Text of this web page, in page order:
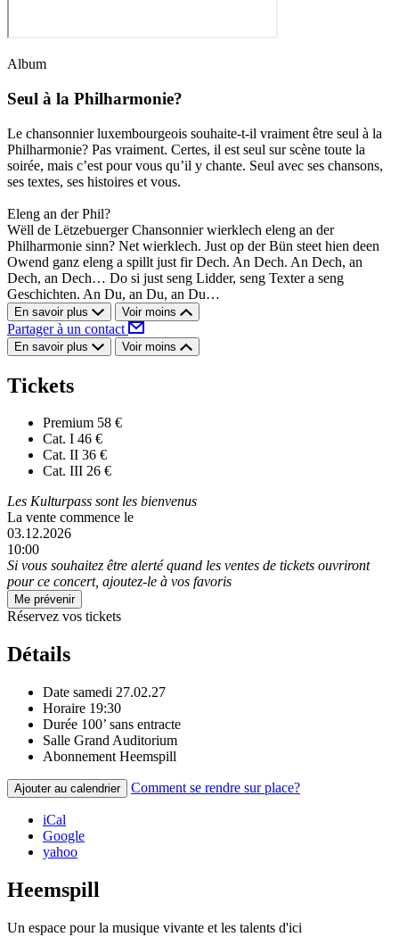
Album
Seul à la Philharmonie?
Le chansonnier luxembourgeois souhaite-t-il vraiment être seul à la
Philharmonie? Pas vraiment. Certes, il est seul sur scène toute la
soirée, mais c’est pour vous qu’il y chante. Seul avec ses chansons,
ses textes, ses histoires et vous.
Eleng an der Phil?
Wëll de Lëtzebuerger Chansonnier wierklech eleng an der
Philharmonie sinn? Net wierklech. Just op der Bün steet hien deen
Owend ganz eleng a spillt just fir Dech. An Dech. An Dech, an
Dech, an Dech… Do si just seng Lidder, seng Texter a seng
Geschichten. An Du, an Du, an Du…
En savoir plus Voir moins
Partager à un contact
En savoir plus Voir moins
Tickets
Premium 58 €
Cat. I 46 €
Cat. II 36 €
Cat. III 26 €
Les Kulturpass sont les bienvenus
La vente commence le
03.12.2026
10:00
Si vous souhaitez être alerté quand les ventes de tickets ouvriront
pour ce concert, ajoutez-le à vos favoris
Me prévenir
Réservez vos tickets
Détails
Date samedi 27.02.27
Horaire 19:30
Durée 100’ sans entracte
Salle Grand Auditorium
Abonnement Heemspill
Ajouter au calendrier Comment se rendre sur place?
iCal
Google
yahoo
Heemspill
Un espace pour la musique vivante et les talents d'ici